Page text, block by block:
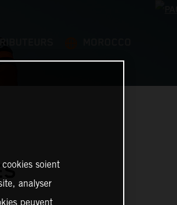
soient
analyser
peuvent